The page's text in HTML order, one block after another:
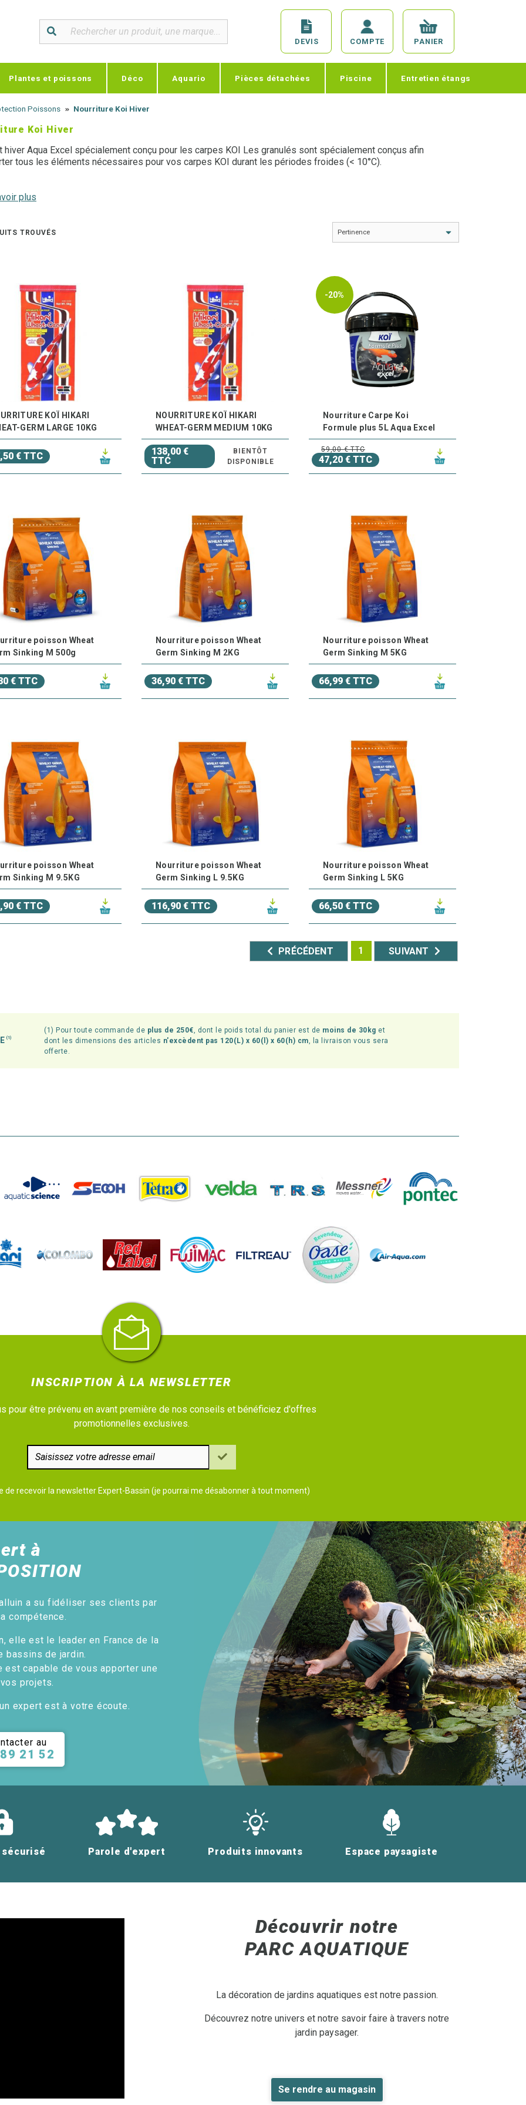
DEVIS COMPTE PANIER
Plantes et poissons Déco Aquario Pièces détachées Piscine Entretien étangs
Poissons Nourriture Koi Hiver
Koi Hiver
hiver Aqua Excel spécialement conçu pour les carpes KOI Les granulés sont spécialement conçus afin
tous les éléments nécessaires pour vos carpes KOI durant les périodes froides (< 10°C).
plus
TROUVÉS
KOÏ HIKARI
GERM LARGE 10KG
€ TTC
NOURRITURE KOÏ HIKARI
WHEAT-GERM MEDIUM 10KG
138,00 €
TTC
BIENTÔT
DISPONIBLE
-20%
Nourriture Carpe Koi
Formule plus 5L Aqua Excel
59,00 € TTC
47,20 € TTC
poisson Wheat
Sinking M 500g
€ TTC
Nourriture poisson Wheat
Germ Sinking M 2KG
36,90 € TTC
Nourriture poisson Wheat
Germ Sinking M 5KG
66,99 € TTC
poisson Wheat
Sinking M 9.5KG
€ TTC
Nourriture poisson Wheat
Germ Sinking L 9.5KG
116,90 € TTC
Nourriture poisson Wheat
Germ Sinking L 5KG
66,50 € TTC
PRÉCÉDENT 1 SUIVANT
(1)
(1) Pour toute commande de plus de 250€, dont le poids total du panier est de moins de 30kg et
dont les dimensions des articles n'excèdent pas 120(L) x 60(l) x 60(h) cm, la livraison vous sera
offerte.
INSCRIPTION À LA NEWSLETTER
pour être prévenu en avant première de nos conseils et bénéficiez d'offres
promotionnelles exclusives.
de recevoir la newsletter Expert-Bassin (je pourrai me désabonner à tout moment)
à
a su fidéliser ses clients par
compétence.
elle est le leader en France de la
bassins de jardin.
capable de vous apporter une
projets.
expert est à votre écoute.
au
21 52
sécurisé Parole d'expert Produits innovants Espace paysagiste
Découvrir notre
PARC AQUATIQUE
La décoration de jardins aquatiques est notre passion.
Découvrez notre univers et notre savoir faire à travers notre
jardin paysager.
Se rendre au magasin